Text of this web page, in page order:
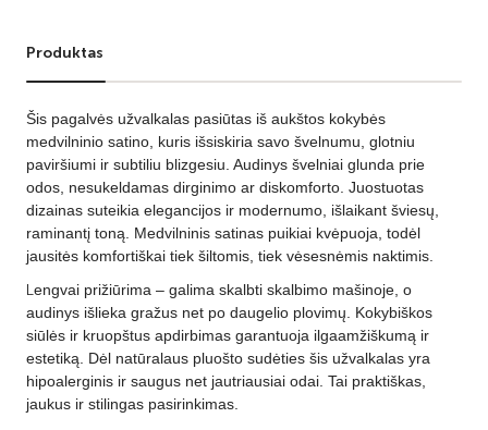
Produktas
Šis pagalvės užvalkalas pasiūtas iš aukštos kokybės
medvilninio satino, kuris išsiskiria savo švelnumu, glotniu
paviršiumi ir subtiliu blizgesiu. Audinys švelniai glunda prie
odos, nesukeldamas dirginimo ar diskomforto. Juostuotas
dizainas suteikia elegancijos ir modernumo, išlaikant šviesų,
raminantį toną. Medvilninis satinas puikiai kvėpuoja, todėl
jausitės komfortiškai tiek šiltomis, tiek vėsesnėmis naktimis.
Lengvai prižiūrima – galima skalbti skalbimo mašinoje, o
audinys išlieka gražus net po daugelio plovimų. Kokybiškos
siūlės ir kruopštus apdirbimas garantuoja ilgaamžiškumą ir
estetiką. Dėl natūralaus pluošto sudėties šis užvalkalas yra
hipoalerginis ir saugus net jautriausiai odai. Tai praktiškas,
jaukus ir stilingas pasirinkimas.